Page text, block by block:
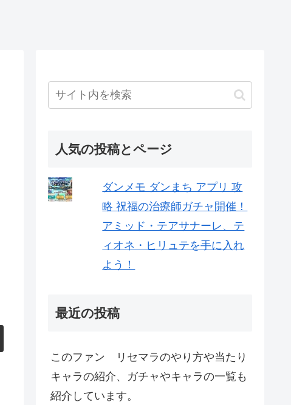
人気の投稿とページ
ダンメモ ダンまち アプリ 攻
略 祝福の治療師ガチャ開催！
アミッド・テアサナーレ、テ
ィオネ・ヒリュテを手に入れ
よう！
最近の投稿
このファン リセマラのやり方や当たり
キャラの紹介、ガチャやキャラの一覧も
紹介しています。